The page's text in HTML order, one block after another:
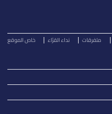
متفرقات نداء القرّاء خاص الموقع